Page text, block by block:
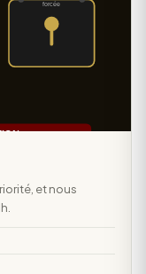
et nous